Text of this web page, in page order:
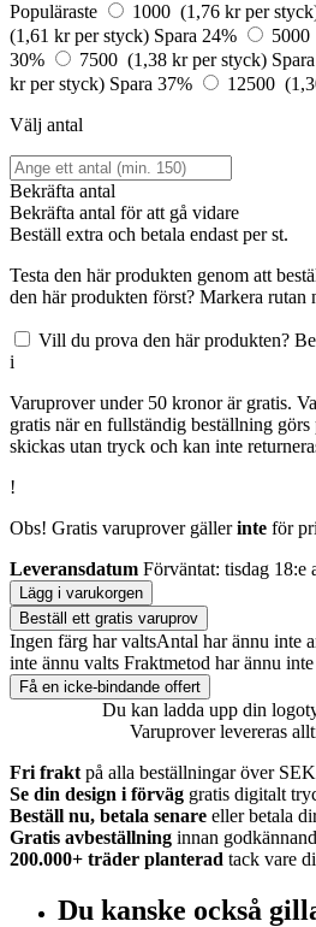
Populäraste
1000 (1,76 kr per
(1,61 kr per styck) Spara 24%
30%
7500 (1,38 kr per styck)
kr per styck) Spara 37% 12500
Välj antal
Bekräfta antal
Bekräfta antal för att gå vidare
Beställ extra och betala endastper st.
Testa den här produkten genom att
den här produkten först? Markera rutan
Vill du prova den här produkten?
i
Varuprover under 50 kronor är gratis.
gratis när en fullständig beställning
skickas utan tryck och kan inte
!
Obs! Gratis varuprover gällerinte för
Leveransdatum Förväntat: tisdag 18:e
Lägg i varukorgen
Beställ ett gratis varuprov
Ingen färg har valtsAntal har ännu inte
inte ännu valts Fraktmetod har ännu
Få en icke-bindande offert
Du kan ladda upp din
Varuprover levereras
Fri frakt på alla beställningar över
Se din design i förväg gratis digitalt
Beställ nu, betala senare eller betala
Gratis avbeställning innan
200.000+ träder planterad tack vare
Du kanske också